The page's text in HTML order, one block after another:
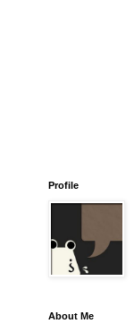
Profile
About Me